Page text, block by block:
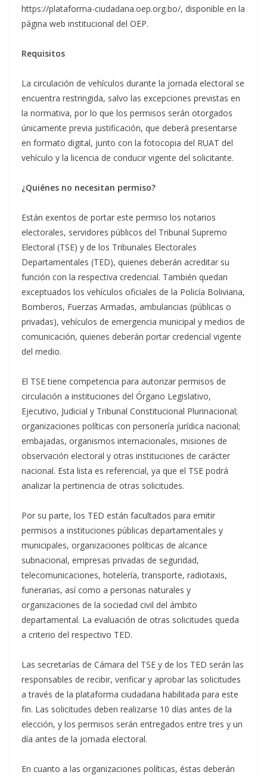
https://plataforma-ciudadana.oep.org.bo/, disponible en la
página web institucional del OEP.
Requisitos
La circulación de vehículos durante la jornada electoral se
encuentra restringida, salvo las excepciones previstas en
la normativa, por lo que los permisos serán otorgados
únicamente previa justificación, que deberá presentarse
en formato digital, junto con la fotocopia del RUAT del
vehículo y la licencia de conducir vigente del solicitante.
¿Quiénes no necesitan permiso?
Están exentos de portar este permiso los notarios
electorales, servidores públicos del Tribunal Supremo
Electoral (TSE) y de los Tribunales Electorales
Departamentales (TED), quienes deberán acreditar su
función con la respectiva credencial. También quedan
exceptuados los vehículos oficiales de la Policía Boliviana,
Bomberos, Fuerzas Armadas, ambulancias (públicas o
privadas), vehículos de emergencia municipal y medios de
comunicación, quienes deberán portar credencial vigente
del medio.
El TSE tiene competencia para autorizar permisos de
circulación a instituciones del Órgano Legislativo,
Ejecutivo, Judicial y Tribunal Constitucional Plurinacional;
organizaciones políticas con personería jurídica nacional;
embajadas, organismos internacionales, misiones de
observación electoral y otras instituciones de carácter
nacional. Esta lista es referencial, ya que el TSE podrá
analizar la pertinencia de otras solicitudes.
Por su parte, los TED están facultados para emitir
permisos a instituciones públicas departamentales y
municipales, organizaciones políticas de alcance
subnacional, empresas privadas de seguridad,
telecomunicaciones, hotelería, transporte, radiotaxis,
funerarias, así como a personas naturales y
organizaciones de la sociedad civil del ámbito
departamental. La evaluación de otras solicitudes queda
a criterio del respectivo TED.
Las secretarías de Cámara del TSE y de los TED serán las
responsables de recibir, verificar y aprobar las solicitudes
a través de la plataforma ciudadana habilitada para este
fin. Las solicitudes deben realizarse 10 días antes de la
elección, y los permisos serán entregados entre tres y un
día antes de la jornada electoral.
En cuanto a las organizaciones políticas, éstas deberán